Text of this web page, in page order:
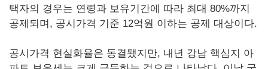
택자의 경우는 연령과 보유기간에 따라 최대 80%까지
공제되며, 공시가격 기준 12억원 이하는 공제 대상이다.
공시가격 현실화율은 동결됐지만, 내년 강남 핵심지 아